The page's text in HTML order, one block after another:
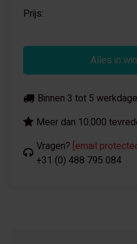
Prijs:
Alles in
Binnen 3 tot 5
Meer dan 10.000
Vragen? [email
+31 (0) 488 795 084